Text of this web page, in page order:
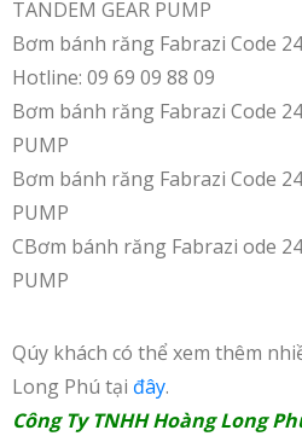
TANDEM GEAR PUMP
Bơm bánh răng Fabrazi Code
Hotline: 09 69 09 88 09
Bơm bánh răng Fabrazi Code
PUMP
Bơm bánh răng Fabrazi Code
PUMP
CBơm bánh răng Fabrazi ode
PUMP
Qúy khách có thể xem thêm
Long Phú tại đây.
Công Ty TNHH Hoàng Long